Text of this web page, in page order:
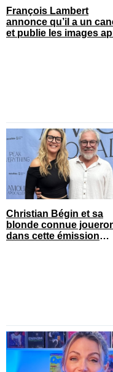
François Lambert
annonce qu’il a un
et publie les images
Christian Bégin et sa
blonde connue
dans cette émission